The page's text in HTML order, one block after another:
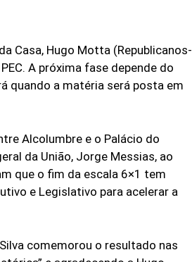
Casa, Hugo Motta (Republicanos-
A próxima fase depende do
quando a matéria será posta em
Alcolumbre e o Palácio do
da União, Jorge Messias, ao
que o fim da escala 6×1 tem
e Legislativo para acelerar a
comemorou o resultado nas